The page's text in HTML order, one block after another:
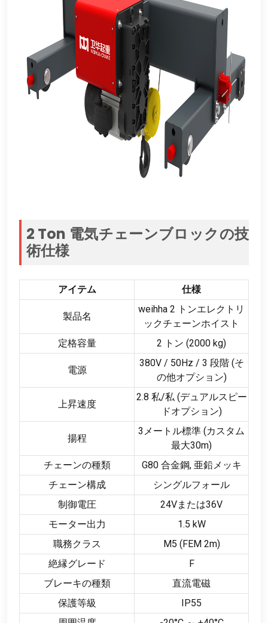
2 Ton 電気チェーンブロックの技
術仕様
アイテム 仕様
製品名
weihha 2 トンエレクトリ
ックチェーンホイスト
定格容量
2 トン (2000 kg)
電源
380V / 50Hz / 3 段階 (そ
の他オプション)
上昇速度
2.8 私/私 (デュアルスピー
ドオプション)
揚程
3メートル標準 (カスタム
最大30m)
チェーンの種類
G80 合金鋼, 亜鉛メッキ
チェーン構成
シングルフォール
制御電圧
24Vまたは36V
モーター出力
1.5 kW
職務クラス
M5 (FEM 2m)
絶縁グレード
F
ブレーキの種類
直流電磁
保護等級
IP55